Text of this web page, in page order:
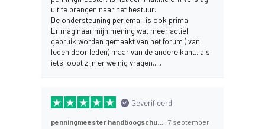
uit te brengen naar het bestuur.
De ondersteuning per email is ook prima!
Er mag naar mijn mening wat meer actief
gebruik worden gemaakt van het forum ( van
leden door leden) maar van de andere kant...als
iets loopt zijn er weinig vragen.....
Geverifieerd
penningmeester handboogschutters vereniging, 7 september